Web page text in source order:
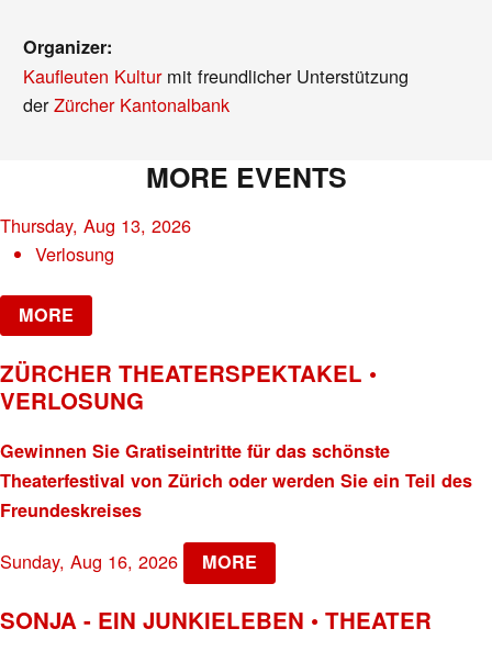
Organizer:
Kaufleuten Kulturmit freundlicher Unterstützung
derZürcher Kantonalbank
MORE EVENTS
Thursday, Aug 13, 2026
Verlosung
MORE
ZÜRCHER THEATERSPEKTAKEL •
VERLOSUNG
Gewinnen Sie Gratiseintritte für das schönste
Theaterfestival von Zürich oder werden Sie ein Teil des
Freundeskreises
Sunday, Aug 16, 2026 MORE
SONJA - EIN JUNKIELEBEN • THEATER